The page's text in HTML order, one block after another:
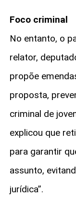
Foco criminal
No entanto, o
relator,
propõe
proposta,
criminal de
explicou que
para garantir
assunto,
jurídica”.